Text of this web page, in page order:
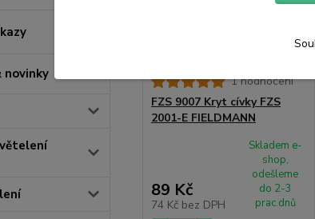
novinky
1 hodnocení
FZS 9007 Kryt cívky FZS
2001-E FIELDMANN
89 Kč
74 Kč bez DPH
Skladem e-
shop,
odešleme
do 2-3
prac.dnů